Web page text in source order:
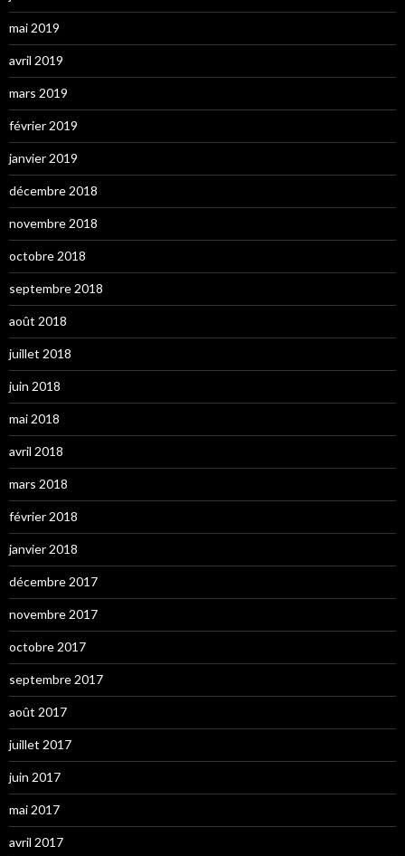
mai 2019
avril 2019
mars 2019
février 2019
janvier 2019
décembre 2018
novembre 2018
octobre 2018
septembre 2018
août 2018
juillet 2018
juin 2018
mai 2018
avril 2018
mars 2018
février 2018
janvier 2018
décembre 2017
novembre 2017
octobre 2017
septembre 2017
août 2017
juillet 2017
juin 2017
mai 2017
avril 2017